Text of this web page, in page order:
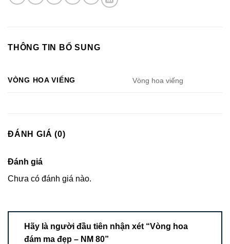
THÔNG TIN BỔ SUNG
VÒNG HOA VIẾNG Vòng hoa viếng
ĐÁNH GIÁ (0)
Đánh giá
Chưa có đánh giá nào.
Hãy là người đầu tiên nhận xét “Vòng hoa
đám ma đẹp – NM 80”